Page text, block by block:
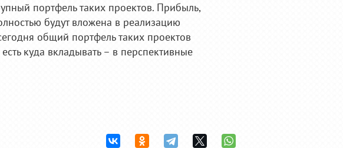
портфель таких проектов. Прибыль,
будут вложена в реализацию
общий портфель таких проектов
куда вкладывать – в перспективные